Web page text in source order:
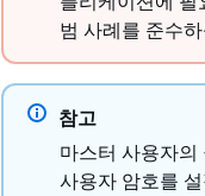
범 사례를 준수
참고
마스터 사용자의
사용자 암호를